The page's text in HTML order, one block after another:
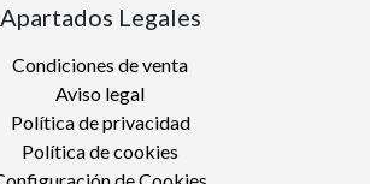
Apartados Legales
Condiciones de venta
Aviso legal
Política de privacidad
Política de cookies
de Cookies